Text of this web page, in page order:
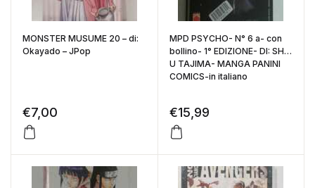
MONSTER MUSUME 20 – di:
Okayado – JPop
€7,00
MPD PSYCHO- N° 6 a- con
bollino- 1° EDIZIONE- DI: SHO
U TAJIMA- MANGA PANINI
COMICS-in italiano
€15,99